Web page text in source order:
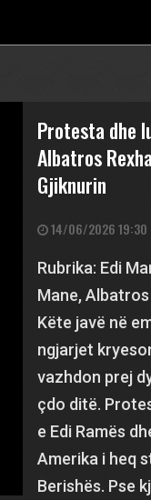
Protesta dhe
Albatros
Gjiknurin
14/06/2026 19:30
Rubrika: Edi
Mane,
Këte javë në
ngjarjet
vazhdon prej
çdo ditë.
e Edi Ramës
Amerika i heq
Berishës. Pse